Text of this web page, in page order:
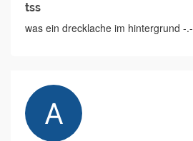
tss
was ein drecklache im hintergrund -.-